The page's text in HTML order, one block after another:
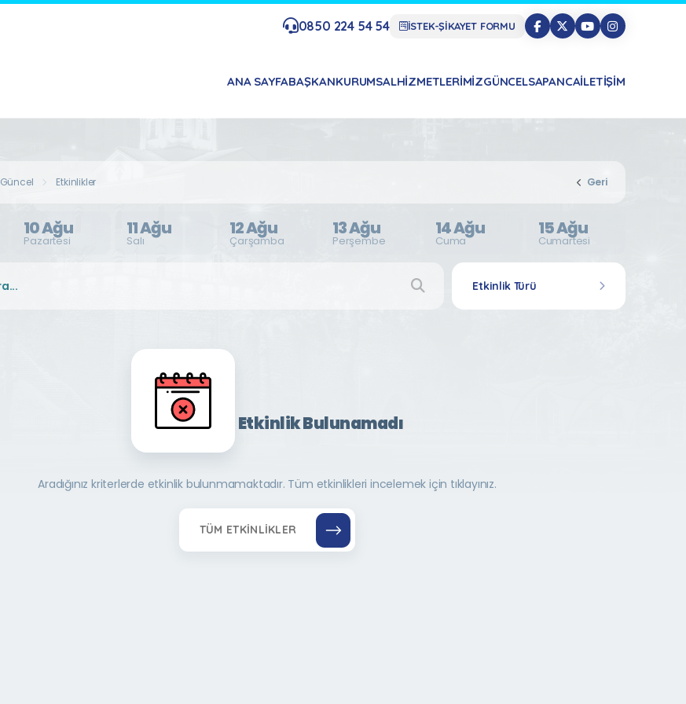
0850 224 54 54 İSTEK-ŞİKAYET FORMU
ANA SAYFABAŞKANKURUMSALHIZMETLERIMIZGÜNCELSAPANCAİLETIŞIM
Güncel Etkinlikler Geri
10 Ağu
Pazartesi
11 Ağu
Salı
12 Ağu
Çarşamba
13 Ağu
Perşembe
14 Ağu
Cuma
15 Ağu
Cumartesi
Etkinlik Türü
Etkinlik Bulunamadı
Aradığınız kriterlerde etkinlik bulunmamaktadır. Tüm etkinlikleri incelemek için tıklayınız.
TÜM ETKINLIKLER